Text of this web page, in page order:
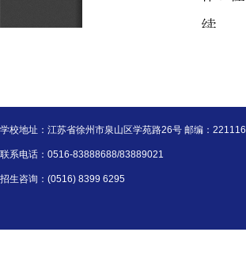
学校地址：江苏省徐州市泉山区学苑路26号 邮编：221116
联系电话：0516-83888688/83889021
招生咨询：(0516) 8399 6295